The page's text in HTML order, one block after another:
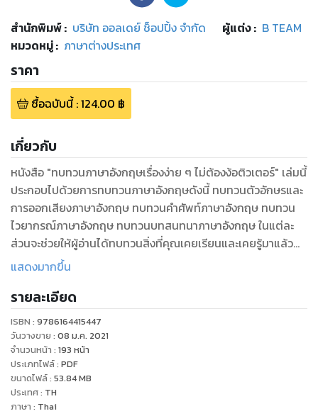
สำนักพิมพ์: บริษัท ออลเดย์ ช็อปปิ้ง จำกัด ผู้แต่ง : B TEAM
หมวดหมู่: ภาษาต่างประเทศ
ราคา
ซื้อฉบับนี้:124.00 ฿
เกี่ยวกับ
หนังสือ "ทบทวนภาษาอังกฤษเรื่องง่าย ๆ ไม่ต้องง้อติวเตอร์" เล่มนี้
ประกอบไปด้วยการทบทวนภาษาอังกฤษดังนี้ ทบทวนตัวอักษรและ
การออกเสียงภาษาอังกฤษ ทบทวนคำศัพท์ภาษาอังกฤษ ทบทวน
ไวยากรณ์ภาษาอังกฤษ ทบทวนบทสนทนาภาษาอังกฤษ ในแต่ละ
ส่วนจะช่วยให้ผู้อ่านได้ทบทวนสิ่งที่คุณเคยเรียนและเคยรู้มาแล้ว
แต่เนื่องจากไม่ค่อยได้ใช้ ก็เลยลืมเลือนไปบ้าง เนื้อหาในเล่มทุก
ชีวิตประจำวันและการทำงานให้เกิดประสิทธิภาพอีกครั้ง
ดูหนังสือเรื่องอื่นๆ ของเรา ได้ที่ www.pailinbooknet.com
แสดงมากขึ้น
รายละเอียด
ISBN : 9786164415447
วันวางขาย : 08 ม.ค. 2021
จำนวนหน้า : 193 หน้า
ประเภทไฟล์: PDF
ขนาดไฟล์: 53.84MB
ประเทศ: TH
ภาษา : Thai